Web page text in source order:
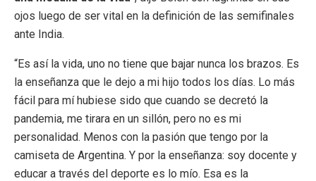
ojos luego de ser vital en la definición de las semifinales
ante India.
“Es así la vida, uno no tiene que bajar nunca los brazos. Es
la enseñanza que le dejo a mi hijo todos los días. Lo más
fácil para mí hubiese sido que cuando se decretó la
pandemia, me tirara en un sillón, pero no es mi
personalidad. Menos con la pasión que tengo por la
camiseta de Argentina. Y por la enseñanza: soy docente y
educar a través del deporte es lo mío. Esa es la